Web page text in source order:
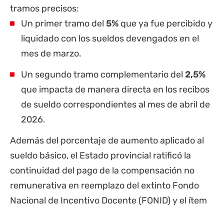
tramos precisos:
Un primer tramo del 5% que ya fue percibido y
liquidado con los sueldos devengados en el
mes de marzo.
Un segundo tramo complementario del 2,5%
que impacta de manera directa en los recibos
de sueldo correspondientes al mes de abril de
2026.
Además del porcentaje de aumento aplicado al
sueldo básico, el Estado provincial ratificó la
continuidad del pago de la compensación no
remunerativa en reemplazo del extinto Fondo
Nacional de Incentivo Docente (FONID) y el ítem